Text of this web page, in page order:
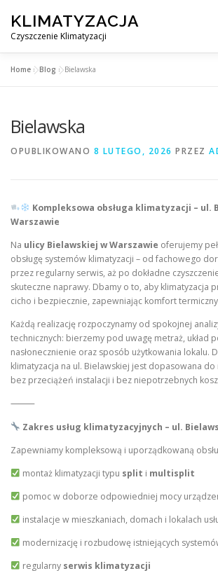
treści
KLIMATYZACJA
Czyszczenie Klimatyzacji
OBSŁUGIWANE MIASTA POD
Home »Blog »Bielawska
Bielawska
OPUBLIKOWANO 8 LUTEGO, 2026 PRZEZ
Kompleksowa obsługa klimatyzacji – ul.
Warszawie
Na ulicy Bielawskiej w Warszawie oferujemy
obsługę systemów klimatyzacji – od fachowego
przez regularny serwis, aż po dokładne
skuteczne naprawy. Dbamy o to, aby klimatyzacja
cicho i bezpiecznie, zapewniając komfort
Każdą realizację rozpoczynamy od spokojnej
technicznych: bierzemy pod uwagę metraż, układ
nasłonecznienie oraz sposób użytkowania lokalu.
klimatyzacja na ul. Bielawskiej jest dopasowana
bez przeciążeń instalacji i bez niepotrzebnych
⸻
Zakres usług klimatyzacyjnych – ul.
Zapewniamy kompleksową i uporządkowaną
montaż klimatyzacji typu split i multisplit
pomoc w doborze odpowiedniej mocy
instalacje w mieszkaniach, domach i lokalach
modernizację i rozbudowę istniejących
regularny serwis klimatyzacji